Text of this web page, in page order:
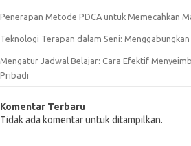
Penerapan Metode PDCA untuk Memecahkan
Teknologi Terapan dalam Seni:
Mengatur Jadwal Belajar: Cara Efektif
Pribadi
Komentar Terbaru
Tidak ada komentar untuk ditampilkan.